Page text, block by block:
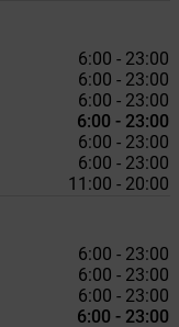
6:00 - 23:00
6:00 - 23:00
6:00 - 23:00
6:00 - 23:00
6:00 - 23:00
6:00 - 23:00
11:00 - 20:00
6:00 - 23:00
6:00 - 23:00
6:00 - 23:00
6:00 - 23:00